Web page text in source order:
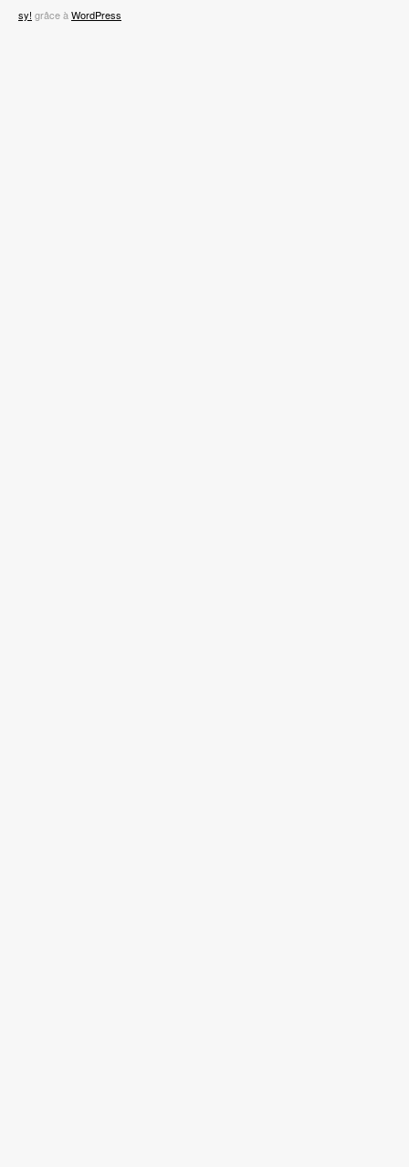
sy! grâce à WordPress